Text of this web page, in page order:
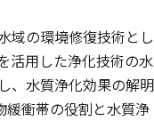
域の環境修復技術とし
活用した浄化技術の水
、水質浄化効果の解明
緩衝帯の役割と水質浄